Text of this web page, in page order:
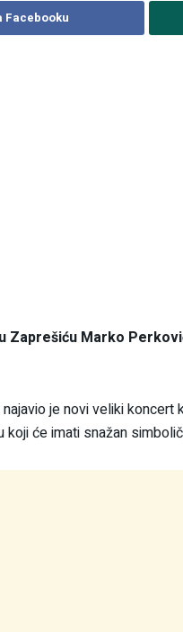
Facebooku
Zaprešiću Marko
je novi veliki
koji će imati snažan